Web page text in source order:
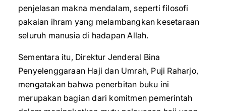
penjelasan makna mendalam, seperti filosofi
pakaian ihram yang melambangkan kesetaraan
seluruh manusia di hadapan Allah.
Sementara itu, Direktur Jenderal Bina
Penyelenggaraan Haji dan Umrah, Puji Raharjo,
mengatakan bahwa penerbitan buku ini
merupakan bagian dari komitmen pemerintah